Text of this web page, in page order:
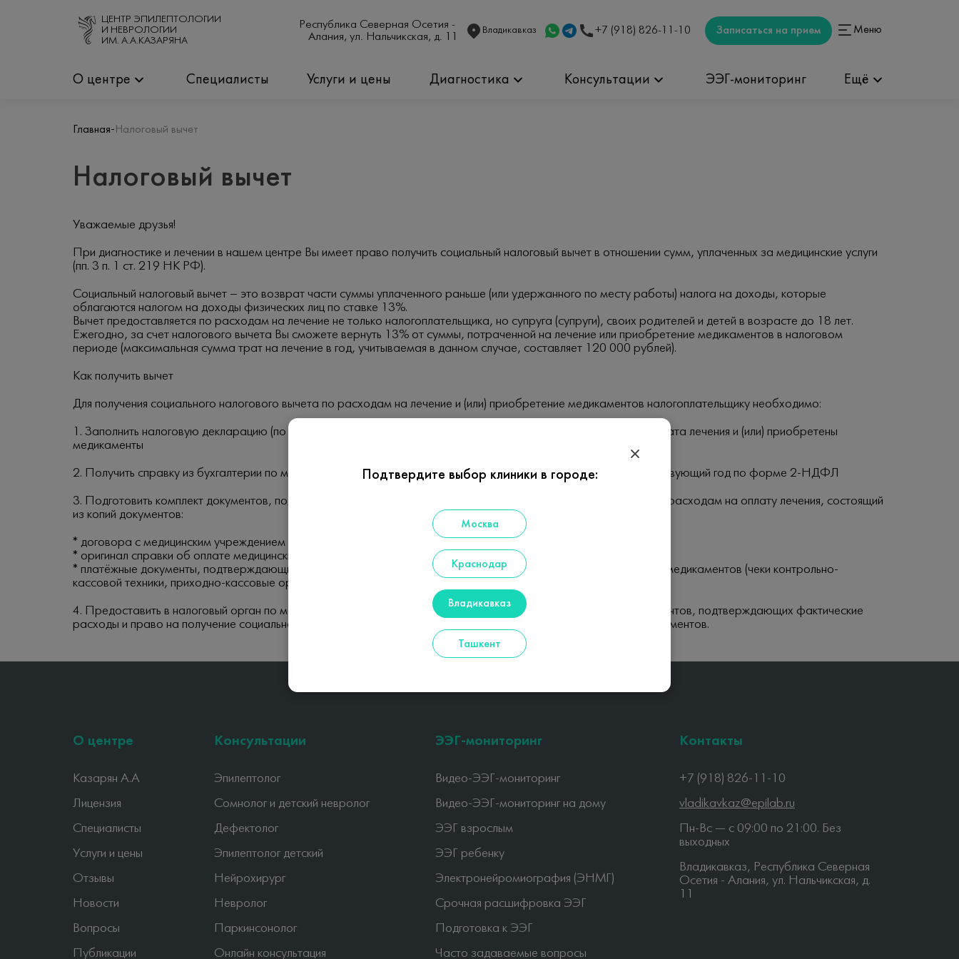
ЦЕНТР ЭПИЛЕПТОЛОГИИ
И НЕВРОЛОГИИ
ИМ. А.А.КАЗАРЯНА
Республика Северная Осетия -
Алания, ул. Нальчикская, д. 11
Владикавказ +7 (918) 826-11-10 Записаться на прием Меню
О центре Специалисты Услуги и цены Диагностика Консультации ЭЭГ-мониторинг Ещё
Главная- Налоговый вычет
Налоговый вычет
Уважаемые друзья!
При диагностике и лечении в нашем центре Вы имеет право получить социальный налоговый вычет в отношении сумм, уплаченных за медицинские услуги
(пп. 3 п. 1 ст. 219 НК РФ).
Социальный налоговый вычет – это возврат части суммы уплаченного раньше (или удержанного по месту работы) налога на доходы, которые
облагаются налогом на доходы физических лиц по ставке 13%.
Вычет предоставляется по расходам на лечение не только налогоплательщика, но супруга (супруги), своих родителей и детей в возрасте до 18 лет.
Ежегодно, за счет налогового вычета Вы сможете вернуть 13% от суммы, потраченной на лечение или приобретение медикаментов в налоговом
периоде (максимальная сумма трат на лечение в год, учитываемая в данном случае, составляет 120 000 рублей).
Как получить вычет
Для получения социального налогового вычета по расходам на лечение и (или) приобретение медикаментов налогоплательщику необходимо:
1. Заполнить налоговую декларацию (по форме 3-НДФЛ) по окончании года, в котором была произведена оплата лечения и (или) приобретены
медикаменты
2. Получить справку из бухгалтерии по месту работы о суммах начисленных и удержанных налогов за соответствующий год по форме 2-НДФЛ
3. Подготовить комплект документов, подтверждающих право на получение социального налогового вычета по расходам на оплату лечения, состоящий
из копий документов:
* договора с медицинским учреждением на оказание медицинских услуг;
* оригинал cправки об оплате медицинских услуг, выданной медицинским учреждением, оказавшим услугу;
* платёжные документы, подтверждающие фактические расходы налогоплательщика на лечение и (или) покупку медикаментов (чеки контрольно-
кассовой техники, приходно-кассовые ордера, платёжные поручения и т.п.).
4. Предоставить в налоговый орган по месту жительства заполненную налоговую декларацию с копиями документов, подтверждающих фактические
расходы и право на получение социального налогового вычета по расходам на лечение и приобретение медикаментов.
О центре
Казарян А.А
Лицензия
Специалисты
Услуги и цены
Отзывы
Новости
Вопросы
Публикации
Консультации
Эпилептолог
Сомнолог и детский невролог
Дефектолог
Эпилептолог детский
Нейрохирург
Невролог
Паркинсонолог
Онлайн консультация
ЭЭГ-мониторинг
Видео-ЭЭГ-мониторинг
Видео-ЭЭГ-мониторинг на дому
ЭЭГ взрослым
ЭЭГ ребенку
Электронейромиография (ЭНМГ)
Срочная расшифровка ЭЭГ
Подготовка к ЭЭГ
Часто задаваемые вопросы
Контакты
+7 (918) 826-11-10
vladikavkaz@epilab.ru
Пн-Вс — c 09:00 по 21:00. Без
выходных
Владикавказ, Республика Северная
Осетия - Алания, ул. Нальчикская, д.
Подтвердите выбор клиники в городе:
Москва
Краснодар
Владикавказ
Ташкент